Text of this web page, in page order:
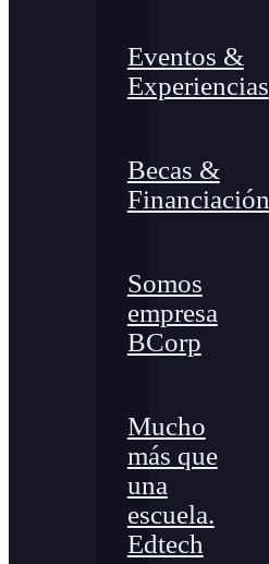
Eventos &
Experiencias
Becas &
Financiación
Somos
empresa
BCorp
Mucho
más que
una
escuela.
Edtech